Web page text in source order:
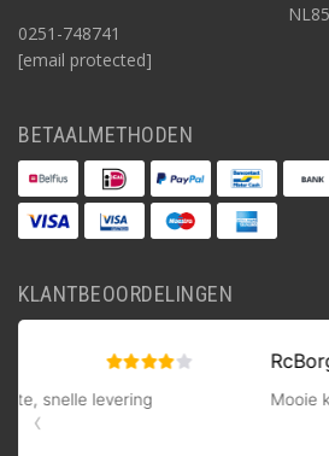
0251-748741
[email protected]
BETAALMETHODEN
KLANTBEOORDELINGEN